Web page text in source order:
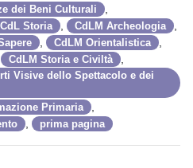
dei Beni Culturali ,
CdL Storia , CdLM Archeologia ,
, CdLM Orientalistica ,
CdLM Storia e Civiltà ,
Visive dello Spettacolo e dei
Primaria ,
, prima pagina